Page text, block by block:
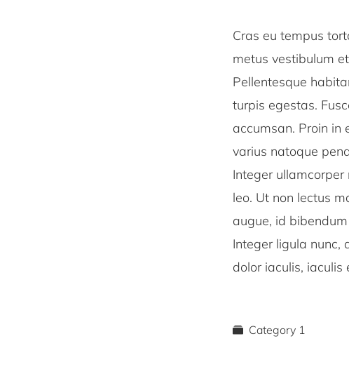
Cras eu tempus
metus vestibulum
Pellentesque
turpis egestas.
accumsan. Proin in
varius natoque
Integer
leo. Ut non lectus
augue, id
Integer ligula nunc,
dolor iaculis, iaculis
Category 1